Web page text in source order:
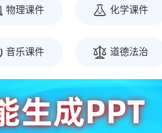
物理课件 化学课件
音乐课件 道德法治